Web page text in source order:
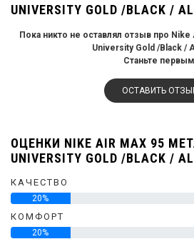
UNIVERSITY GOLD /BLACK /
Пока никто не оставлял отзыв про
University Gold /Black /
Станьте
ОСТАВИТЬ
ОЦЕНКИ NIKE AIR MAX 95
UNIVERSITY GOLD /BLACK /
КАЧЕСТВО
20%
КОМФОРТ
20%